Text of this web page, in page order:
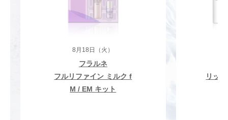
8月18日（火）
フラルネ
フルリファイン ミルク f
M / EM キット
リッ